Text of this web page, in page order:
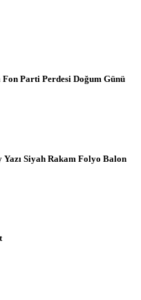
Parti Perdesi Doğum Günü
Siyah Rakam Folyo Balon